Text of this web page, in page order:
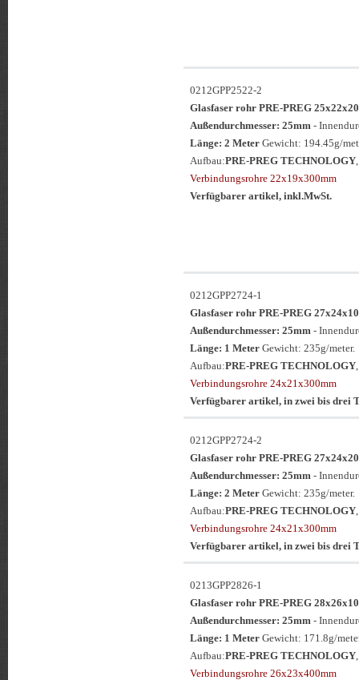
0212GPP2522-2
Glasfaser rohr PRE-PREG
Außendurchmesser: 25mm -
Länge: 2 Meter Gewicht: 194.45g/
Aufbau:PRE-PREG TECHNOLOGY
Verbindungsrohre 22x19x300mm
Verfügbarer artikel, inkl.MwSt.
0212GPP2724-1
Glasfaser rohr PRE-PREG
Außendurchmesser: 25mm -
Länge: 1 Meter Gewicht: 235g/meter.
Aufbau:PRE-PREG TECHNOLOGY
Verbindungsrohre 24x21x300mm
Verfügbarer artikel, in zwei bis drei
0212GPP2724-2
Glasfaser rohr PRE-PREG
Außendurchmesser: 25mm -
Länge: 2 Meter Gewicht: 235g/meter.
Aufbau:PRE-PREG TECHNOLOGY
Verbindungsrohre 24x21x300mm
Verfügbarer artikel, in zwei bis drei
0213GPP2826-1
Glasfaser rohr PRE-PREG
Außendurchmesser: 25mm -
Länge: 1 Meter Gewicht: 171.8g/
Aufbau:PRE-PREG TECHNOLOGY
Verbindungsrohre 26x23x400mm